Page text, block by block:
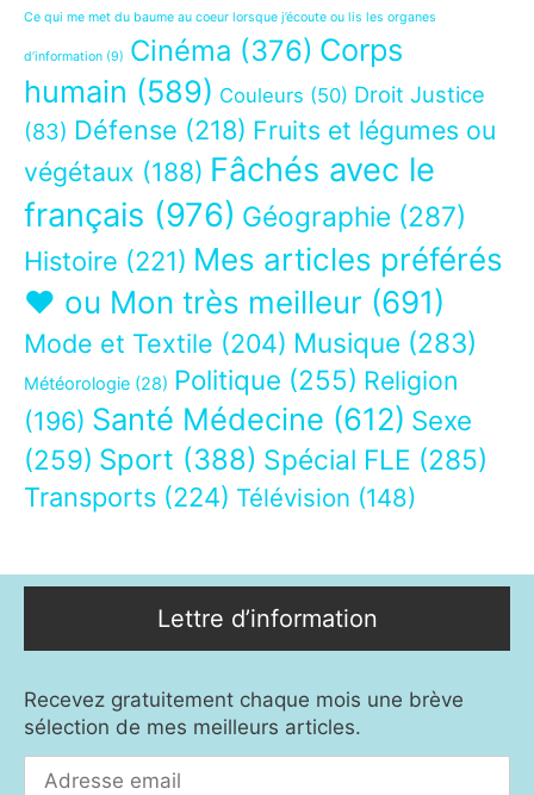
Ce qui me met du baume au coeur lorsque j’écoute ou lis les organes
d’information (9) Cinéma (376) Corps
humain (589) Couleurs (50) Droit Justice
(83) Défense (218) Fruits et légumes ou
végétaux (188) Fâchés avec le
français (976) Géographie (287)
Histoire (221) Mes articles préférés
❤ ou Mon très meilleur (691)
Mode et Textile (204) Musique (283)
Météorologie (28) Politique (255) Religion
(196) Santé Médecine (612) Sexe
(259) Sport (388) Spécial FLE (285)
Transports (224) Télévision (148)
Lettre d’information
Recevez gratuitement chaque mois une brève
sélection de mes meilleurs articles.